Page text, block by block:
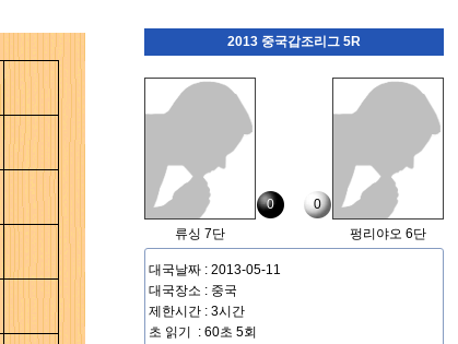
2013 중국갑조리그 5R
0
0
류싱 7단
펑리야오 6단
대국날짜 : 2013-05-11
대국장소 : 중국
제한시간 : 3시간
초 읽기 : 60초 5회